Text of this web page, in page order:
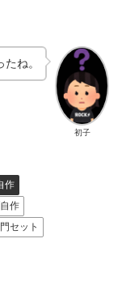
初子
ね。
作
作
セット